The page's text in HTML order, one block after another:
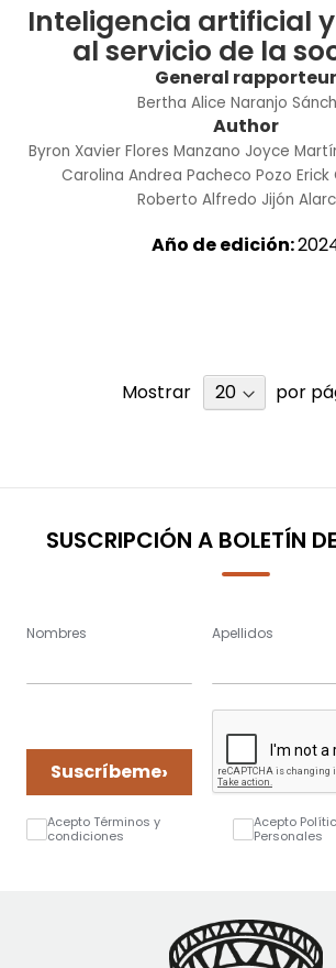
Inteligencia artificial
al servicio de la
General rapporteur
Bertha Alice Naranjo
Author
Byron Xavier Flores Manzano Joyce
Carolina Andrea Pacheco Pozo Erick
Roberto Alfredo Jijón
Año de edición:
Mostrar por
SUSCRIPCIÓN A BOLETÍN
Nombres Apellidos
Suscríbeme›
Acepto Términos y
condiciones
Acepto
Personales